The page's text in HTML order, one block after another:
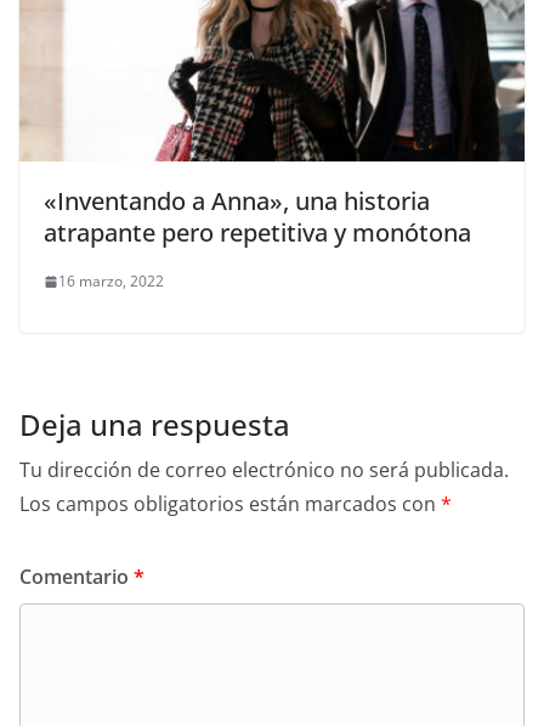
«Inventando a Anna», una historia
atrapante pero repetitiva y monótona
16 marzo, 2022
Deja una respuesta
Tu dirección de correo electrónico no será publicada.
Los campos obligatorios están marcados con *
Comentario *